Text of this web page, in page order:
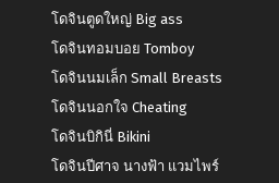
โดจินตูดใหญ่ Big ass
โดจินทอมบอย Tomboy
โดจินนมเล็ก Small Breasts
โดจินนอกใจ Cheating
โดจินบิกินี่ Bikini
โดจินปีศาจ นางฟ้า แวมไพร์